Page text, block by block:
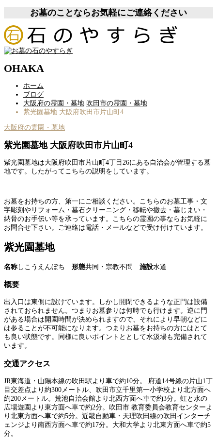
お墓のことならお気軽にご連絡ください
OHAKA
ホーム
ブログ
大阪府の霊園・墓地 吹田市の霊園・墓地
紫光園墓地 大阪府吹田市片山町4
大阪府の霊園・墓地
紫光園墓地 大阪府吹田市片山町4
紫光園墓地は大阪府吹田市片山町4丁目26にある自治会が管理する墓
地です。したがってこちらの説明をしています。
お墓をお持ちの方、第一にご相談ください。こちらのお墓工事・文
字彫刻やリフォーム・墓石クリーニング・移転や撤去・墓じまい・
納骨のお手伝い等を承っています。こちらの霊園の事ならお気軽に
お問合せ下さい。ご連絡は電話・メールなどで受け付けています。
紫光園墓地
名称 しこうえんぼち 形態共同・宗教不問 施設水道
概要
出入口は東側に設けています。しかし開閉できるような正門は設備
されておられません。つまりお墓参りは何時でも行けます。逆に門
がある場合は開園時間が決められますので、それにより早朝などに
は参ることが不可能になります。つまりお墓をお持ちの方にはとて
も良い状態です。同様に良いポイントととして水汲場も完備されて
います。
交通アクセス
JR東海道・山陽本線の吹田駅より車で約10分。 府道14号線の片山1丁
目交差点より約300メートル、吹田市立千里第一小学校より北方面へ
約200メートル。荒池自治会館より北西方面へ車で約3分。虹と水の
広場遊園より東方面へ車で約2分。吹田市 教育委員会教育センターよ
り北東方面へ車で約5分。近畿自動車・天理吹田線の吹田インターチ
ェンジより南西方面へ車で約17分。大和大学より北東方面へ車で約5
分。